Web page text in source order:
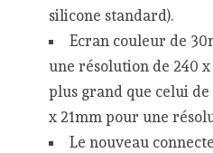
silicone standard).
Ecran couleur de
une résolution de 240
plus grand que celui
x 21mm pour une
Le nouveau